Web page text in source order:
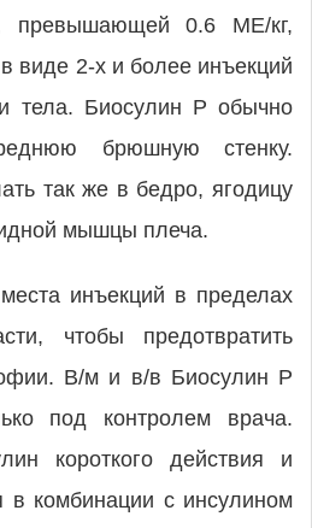
превышающей 0.6 МЕ/кг,
виде 2-х и более инъекций
тела. Биосулин Р обычно
брюшную стенку.
так же в бедро, ягодицу
мышцы плеча.
инъекций в пределах
чтобы предотвратить
В/м и в/в Биосулин Р
под контролем врача.
короткого действия и
в комбинации с инсулином